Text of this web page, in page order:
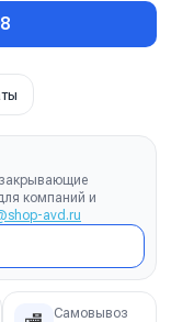
компаний и
avd.ru
Самовывоз